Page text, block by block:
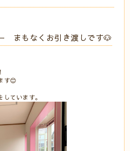
まもなくお引き渡しです🐶
す😊
ています。